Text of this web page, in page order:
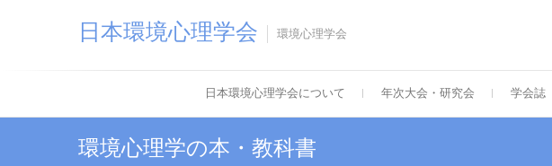
日本環境心理学会 環境心理学会
日本環境心理学会について 年次大会・研究会 学会誌
環境心理学の本・教科書